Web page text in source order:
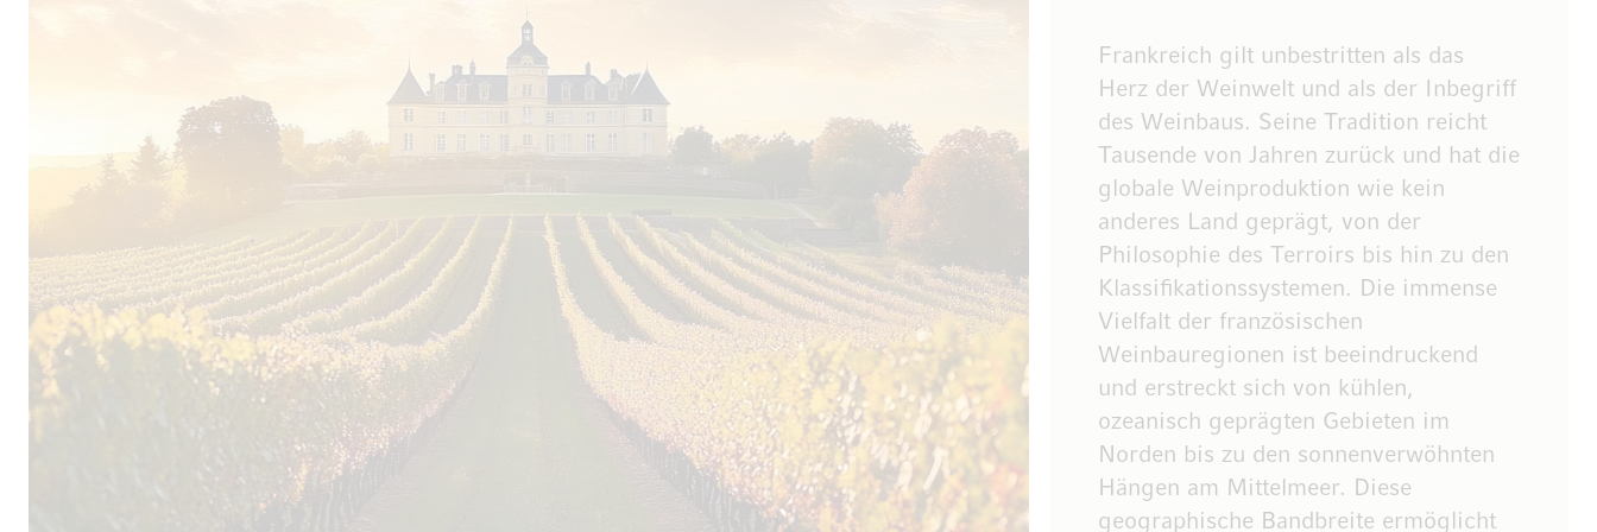
wie möglich eingegriffen und so natürlich wie möglich gearbeitet, indem man
mit Pferden pflügt, auf Insektizide verzichtet und zu 100 Prozent mit natürlichem
Dünger aus Pferdemist und organischen Abfällen des Betriebs setzt.
Um seiner Leidenschaft für Weißwein nachzugehen, wurden von Frederic neben
den klassischen roten Rebsorten Cabernet Sauvignon, Merlot und Petit Verdot auf
einer separaten, gerade mal 1,5 Hektar großen Fläche die für die Region
untypischen weißen Sorten Gros Manseng, Savagnin, Mondeuse Blanche und
Sauvignon Gris angepflanzt. Ein hoher zusätzlicher Aufwand, denn jede Rebsorte
erfordert eine individuelle Behandlung. Unterschiedliche Reifephasen machen
eine kontinuierliche Kontrolle notwendig, verlangen angepasste Arbeitstechniken
und bringen durch variierende Lesezeitpunkte einen hohen Aufwand mit sich –
zugleich jedoch auch eine ökologische Vielfalt im Weinberg. Geerntet wird
mechanisch, während man später auf einem Sortiertisch nur die qualitativ besten
Trauben manuell selektiert, die im modernen, schlichten Keller zu einem
schwarzbeerig duftenden Rotwein und einem außergewöhnlichen Weißwein
Frankreich gilt unbestritten als das
Herz der Weinwelt und als der Inbegriff
des Weinbaus. Seine Tradition reicht
Tausende von Jahren zurück und hat die
globale Weinproduktion wie kein
anderes Land geprägt, von der
Philosophie des Terroirs bis hin zu den
Klassifikationssystemen. Die immense
Vielfalt der französischen
Weinbauregionen ist beeindruckend
und erstreckt sich von kühlen,
ozeanisch geprägten Gebieten im
Norden bis zu den sonnenverwöhnten
Hängen am Mittelmeer. Diese
geographische Bandbreite ermöglicht